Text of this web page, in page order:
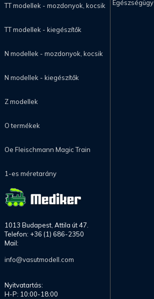
TT modellek - mozdonyok, kocsik
TT modellek - kiegészítők
N modellek - mozdonyok, kocsik
N modellek - kiegészítők
Z modellek
O termékek
Oe Fleischmann Magic Train
1-es méretarány
Egészségügy
1013 Budapest, Attila út 47.
Telefon: +36 (1) 686-2350
Mail:
info@vasutmodell.com
Nyitvatartás:
H-P: 10:00-18:00